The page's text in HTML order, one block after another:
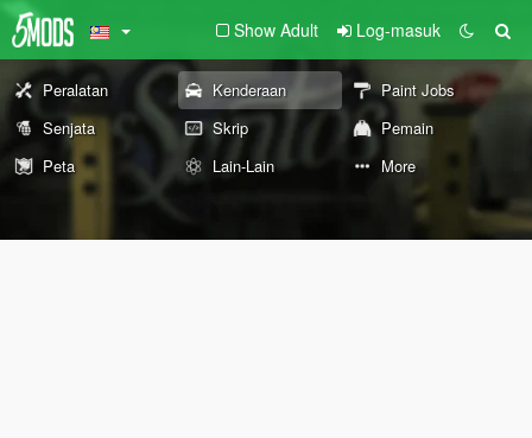
Show Adult Log-masuk
Peralatan Kenderaan
Paint Jobs
Senjata
Skrip
Pemain
Peta
Lain-Lain More